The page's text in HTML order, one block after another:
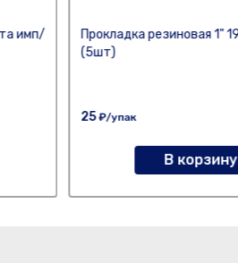
имп/
Прокладка резиновая 1"
(5шт)
25₽/упак
В корзину